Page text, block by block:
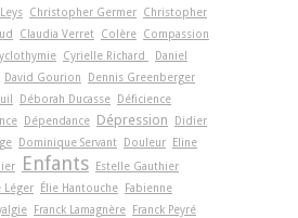
Christopher Germer Christopher
Claudia Verret Colère Compassion
Cyrielle Richard
Daniel
David Gourion
Dennis Greenberger
Déborah Ducasse
Déficience
Dépendance Dépression
Didier
Dominique Servant Douleur
Eline
Enfants
Estelle Gauthier
Léger Élie Hantouche
Fabienne
Franck Lamagnère
Franck Peyré